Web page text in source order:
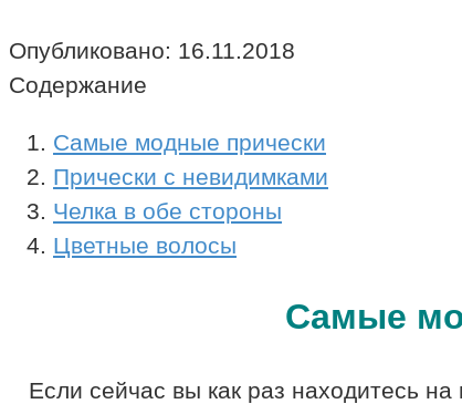
Опубликовано: 16.11.2018
Содержание
Самые модные прически
Прически с невидимками
Челка в обе стороны
Цветные волосы
Самые
Если сейчас вы как раз находитесь